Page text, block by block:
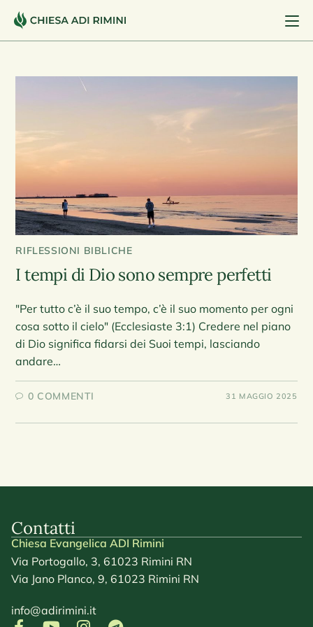
RIFLESSIONI BIBLICHE
I tempi di Dio sono sempre perfetti
"Per tutto c’è il suo tempo, c’è il suo momento per ogni
cosa sotto il cielo" (Ecclesiaste 3:1) Credere nel piano
di Dio significa fidarsi dei Suoi tempi, lasciando
andare…
0 COMMENTI 31 MAGGIO 2025
Contatti
Chiesa Evangelica ADI Rimini
Via Portogallo, 3, 61023 Rimini RN
Via Jano Planco, 9, 61023 Rimini RN
info@adirimini.it